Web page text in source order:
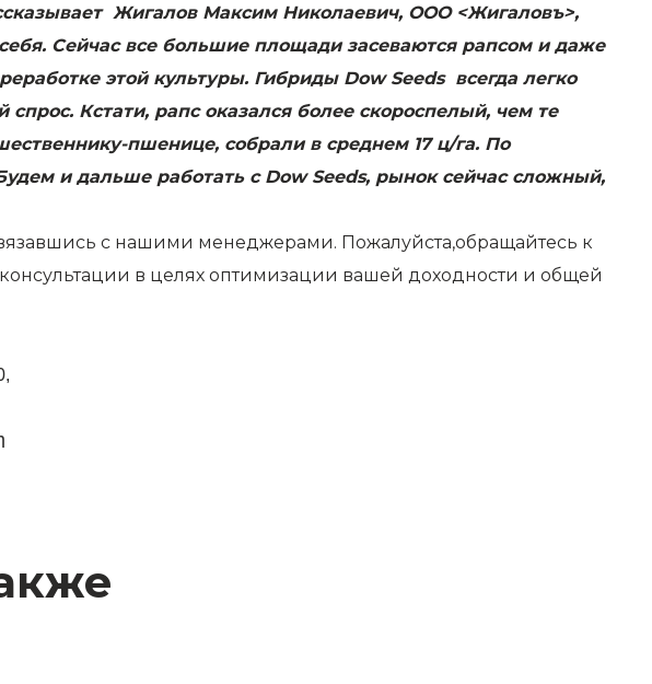
Жигалов Максим Николаевич, ООО <Жигаловъ>,
Сейчас все большие площади засеваются рапсом и даже
этой культуры. Гибриды Dow Seeds всегда легко
Кстати, рапс оказался более скороспелый, чем те
пшенице, собрали в среднем 17 ц/га. По
и дальше работать с Dow Seeds, рынок сейчас сложный,
с нашими менеджерами. Пожалуйста,обращайтесь к
в целях оптимизации вашей доходности и общей